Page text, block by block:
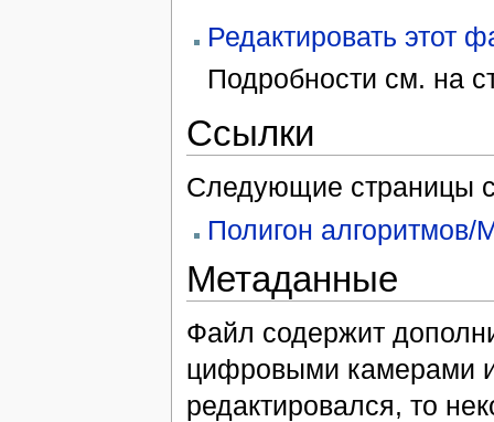
Редактировать этот
Подробности см. на
Ссылки
Следующие страницы
Полигон алгоритмов/
Метаданные
Файл содержит
цифровыми камерами
редактировался, то